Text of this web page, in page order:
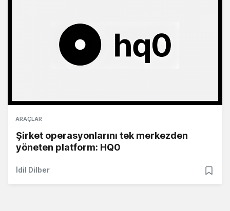
ARAÇLAR
Şirket operasyonlarını tek merkezden
yöneten platform: HQ0
İdil Dilber